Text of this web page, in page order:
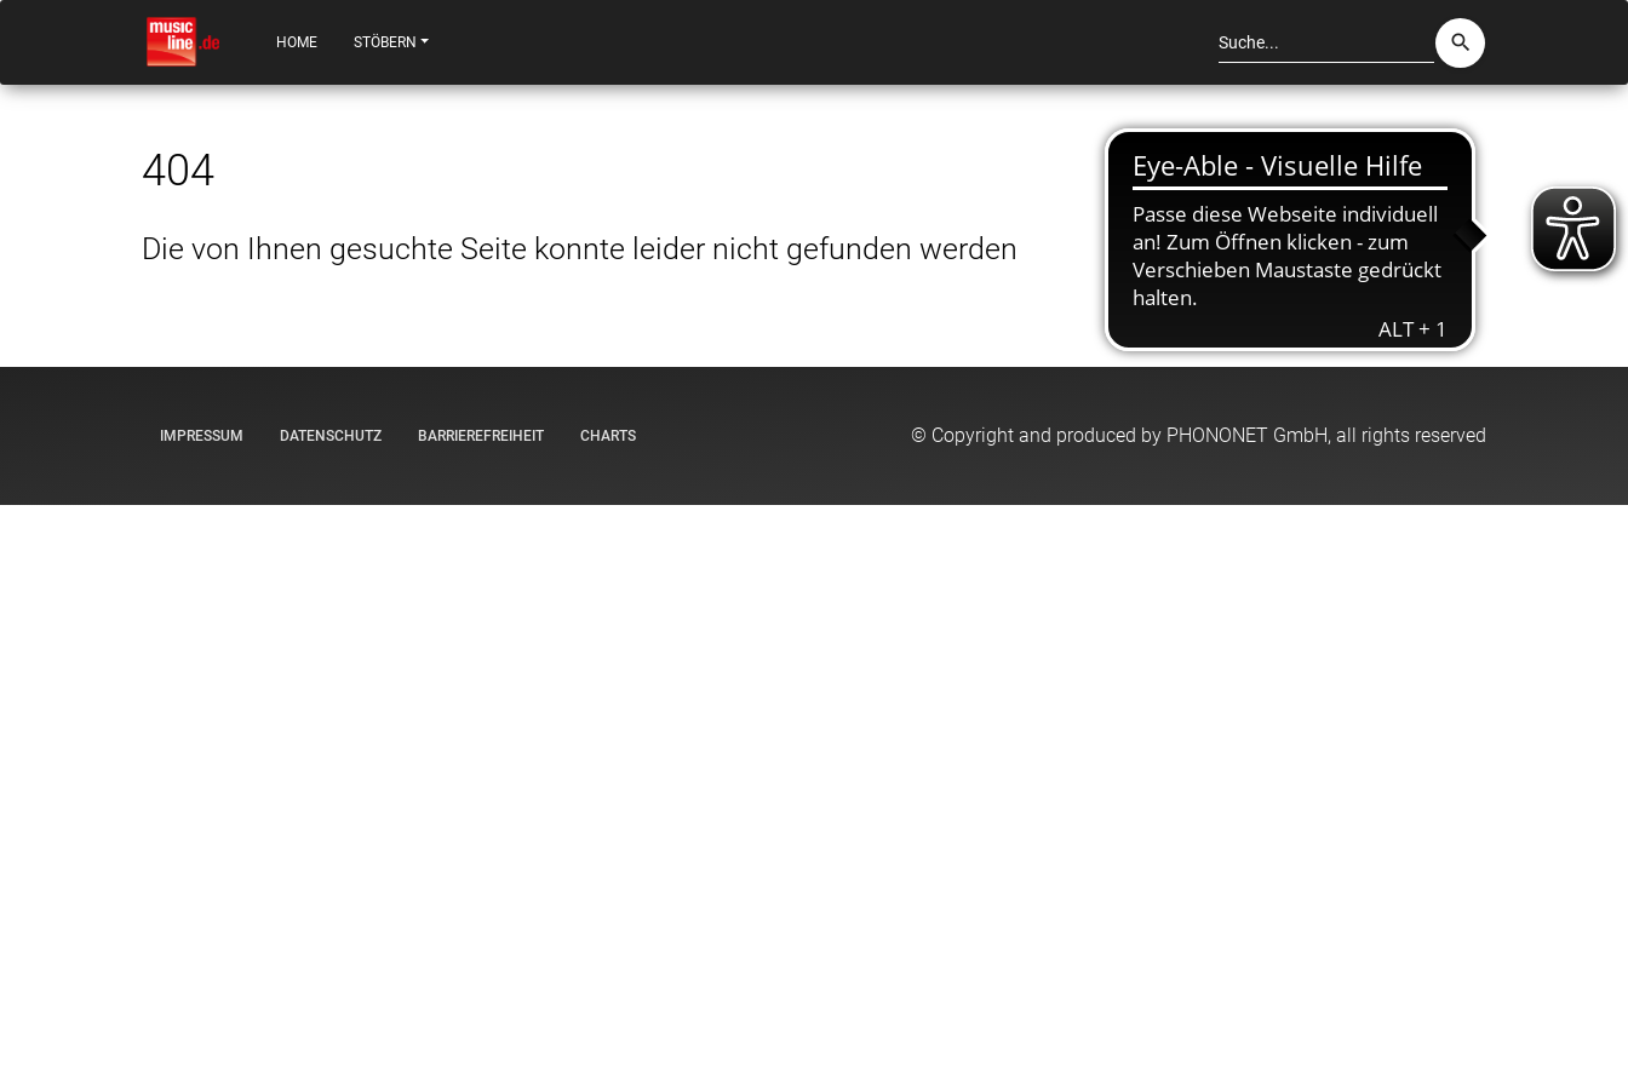
HOME STÖBERN search
404
Die von Ihnen gesuchte Seite konnte leider nicht gefunden werden
IMPRESSUM DATENSCHUTZ BARRIEREFREIHEIT CHARTS © Copyright and produced by PHONONET GmbH, all rights reserved